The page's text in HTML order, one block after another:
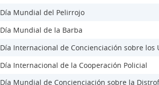
Día Mundial del Pelirrojo
Día Mundial de la Barba
Día Internacional de Concienciación sobre los
Día Internacional de la Cooperación Policial
Día Mundial de Concienciación sobre la